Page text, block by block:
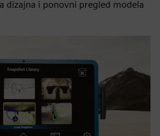
dizajna i ponovni pregled modela